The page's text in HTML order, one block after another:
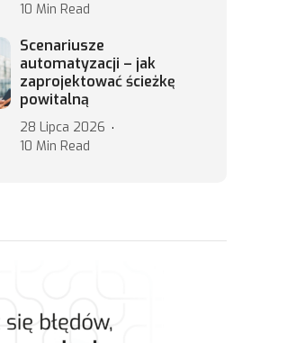
10 Min Read
Scenariusze
automatyzacji – jak
zaprojektować ścieżkę
powitalną
28 Lipca 2026
10 Min Read